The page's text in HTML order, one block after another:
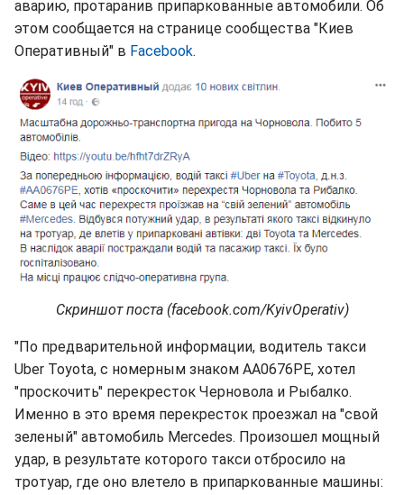
аварию, протаранив припаркованные автомобили. Об
этом сообщается на странице сообщества "Киев
Оперативный" в Facebook.
Скриншот поста (facebook.com/KyivOperativ)
"По предварительной информации, водитель такси
Uber Toyota, с номерным знаком AA0676PE, хотел
"проскочить" перекресток Черновола и Рыбалко.
Именно в это время перекресток проезжал на "свой
зеленый" автомобиль Mercedes. Произошел мощный
удар, в результате которого такси отбросило на
тротуар, где оно влетело в припаркованные машины: